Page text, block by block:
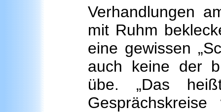
Verhandlungen
mit Ruhm
eine gewissen
auch keine der
übe. „Das